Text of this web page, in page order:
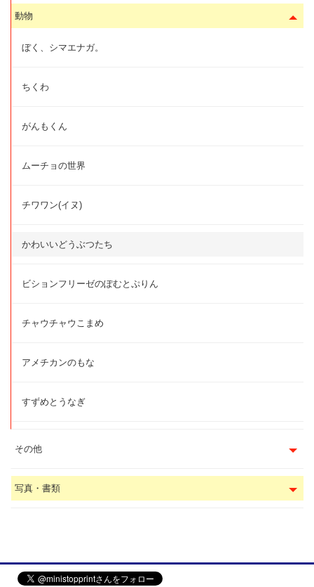
動物
ぼく、シマエナガ。
ちくわ
がんもくん
ムーチョの世界
チワワン(イヌ)
かわいいどうぶつたち
ビションフリーゼのぽむとぷりん
チャウチャウこまめ
アメチカンのもな
すずめとうなぎ
その他
写真・書類